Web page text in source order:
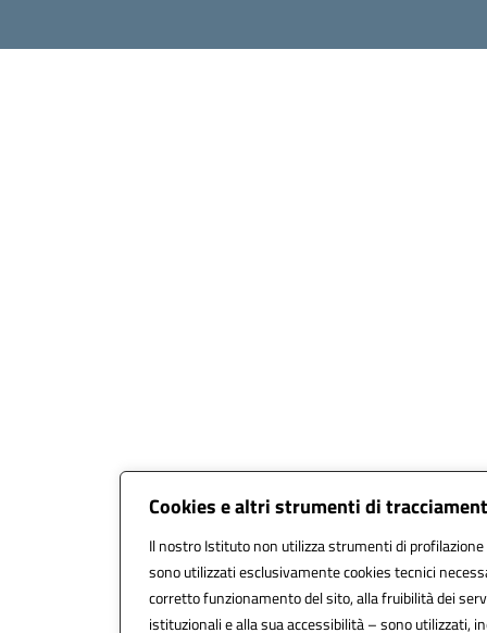
Cookies e altri strumenti di
Il nostro Istituto non utilizza strumenti di
sono utilizzati esclusivamente cookies tecnici
corretto funzionamento del sito, alla fruibilità dei
istituzionali e alla sua accessibilità – sono utilizzati,